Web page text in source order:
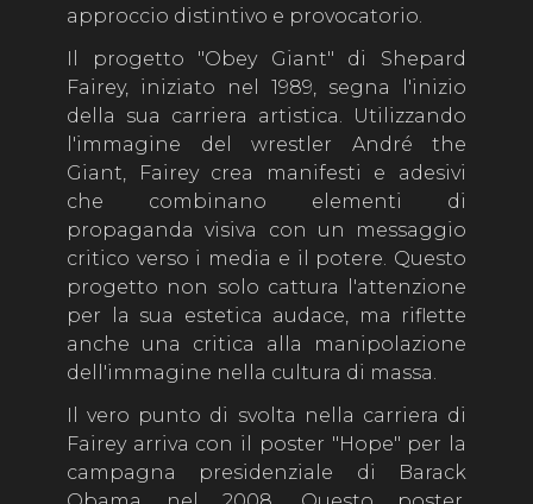
approccio distintivo e provocatorio.
Il progetto "Obey Giant" di Shepard
Fairey, iniziato nel 1989, segna l'inizio
della sua carriera artistica. Utilizzando
l'immagine del wrestler André the
Giant, Fairey crea manifesti e adesivi
che combinano elementi di
propaganda visiva con un messaggio
critico verso i media e il potere. Questo
progetto non solo cattura l'attenzione
per la sua estetica audace, ma riflette
anche una critica alla manipolazione
dell'immagine nella cultura di massa.
Il vero punto di svolta nella carriera di
Fairey arriva con il poster "Hope" per la
campagna presidenziale di Barack